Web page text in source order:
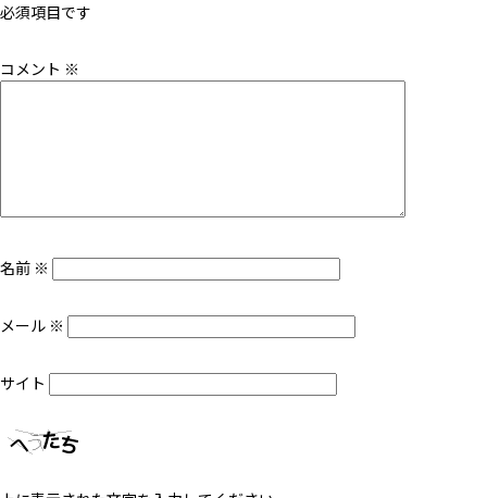
必須項目です
コメント ※
名前 ※
メール ※
サイト